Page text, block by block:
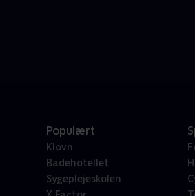
Populært
Klovn
Badehotellet
Sygeplejeskolen